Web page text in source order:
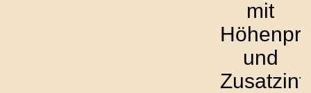
mit
und